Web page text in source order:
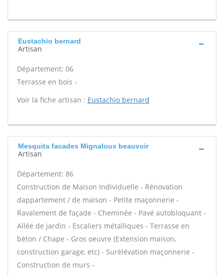
Eustachio bernard
Artisan
Département: 06
Terrasse en bois -
Voir la fiche artisan : Eustachio bernard
Mesquita facades Mignaloux beauvoir
Artisan
Département: 86
Construction de Maison Individuelle - Rénovation
dappartement / de maison - Petite maçonnerie -
Ravalement de façade - Cheminée - Pavé autobloquant -
Allée de jardin - Escaliers métalliques - Terrasse en
béton / Chape - Gros oeuvre (Extension maison,
construction garage, etc) - Surélévation maçonnerie -
Construction de murs -